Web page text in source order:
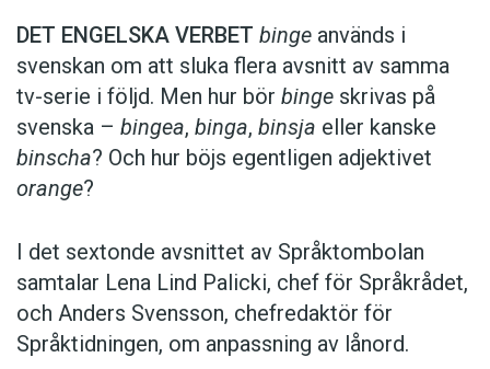
Hantera cookie-inställningar
DET ENGELSKA VERBET binge används i
svenskan om att sluka flera avsnitt av samma
tv-serie i följd. Men hur bör binge skrivas på
svenska – bingea, binga, binsja eller kanske
binscha? Och hur böjs egentligen adjektivet
orange?
I det sextonde avsnittet av Språktombolan
samtalar Lena Lind Palicki, chef för Språkrådet,
och Anders Svensson, chefredaktör för
Språktidningen, om anpassning av lånord.